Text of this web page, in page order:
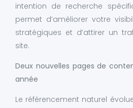
intention de recherche
permet d’améliorer votre
stratégiques et d’attirer un
site.
Deux nouvelles pages de
année
Le référencement naturel